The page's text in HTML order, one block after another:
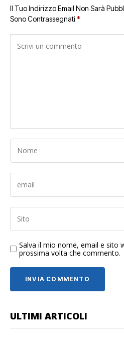
Il Tuo Indirizzo Email Non Sarà
Sono Contrassegnati *
Salva il mio nome, email e sito
prossima volta che commento.
ULTIMI ARTICOLI